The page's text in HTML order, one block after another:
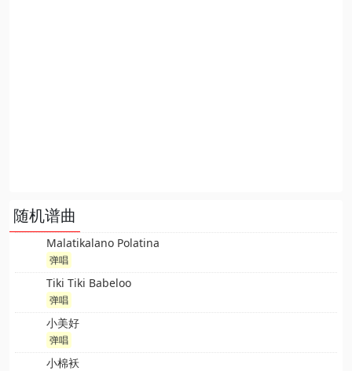
随机谱曲
Malatikalano Polatina
弹唱
Tiki Tiki Babeloo
弹唱
小美好
弹唱
小棉袄